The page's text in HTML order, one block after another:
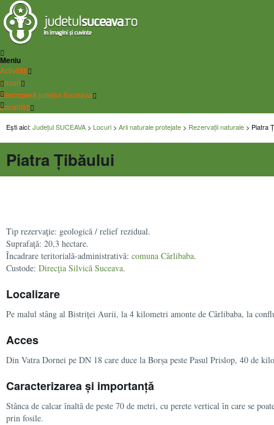
Meniu
Activități
Locuri
Descoperă județul Suceava
Localități
Ești aici: Județul SUCEAVA > Locuri > Arii naturale protejate > Rezervații naturale > Piatra
Piatra Țibăului
Tip rezervaţie: geologică / relief rezidual.
Suprafaţă: 20,3 hectare.
Încadrare teritorială-administrativă: comuna Cârlibaba.
Custode: Direcţia Silvică Suceava.
Localizare
Pe malul stâng al Bistriței Aurii, la 4 kilometri amonte de Cârlibaba, la
Acces
Din Vatra Dornei pe DN 18 care duce la Borșa peste Pasul Prislop, 40 de
Caracterizarea și importanță
Stânca de calcar înaltă de peste 70 de metri, cu perete vertical în care se
prin fosile.